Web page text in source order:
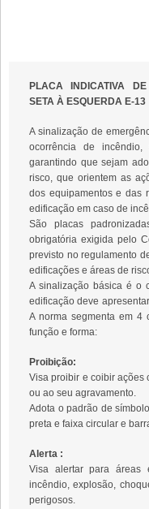
PLACA INDICATIVA
SETA À ESQUERDA E-13
A sinalização de
ocorrência de
garantindo que sejam
risco, que orientem as
dos equipamentos e das
edificação em caso de
São placas
obrigatória exigida pelo
previsto no regulamento
edificações e áreas de
A sinalização básica é o
edificação deve
A norma segmenta em 4
função e forma:
Proibição:
Visa proibir e coibir ações
ou ao seu agravamento.
Adota o padrão de
preta e faixa circular e
Alerta :
Visa alertar para áreas
incêndio, explosão,
perigosos.